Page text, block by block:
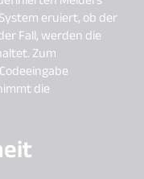
eruiert, ob der
Fall, werden die
Zum
die